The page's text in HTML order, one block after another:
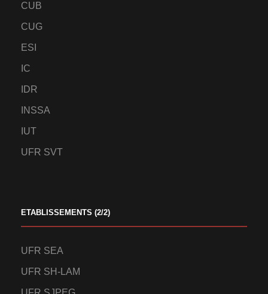
CUB
CUG
ESI
IC
IDR
INSSA
IUT
UFR SVT
ETABLISSEMENTS (2/2)
UFR SEA
UFR SH-LAM